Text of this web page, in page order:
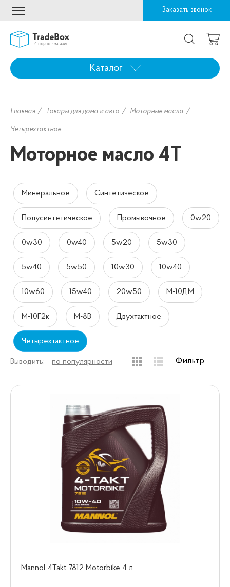
Заказать звонок
Каталог
Главная Товары для дома и авто Моторные масла
Четырехтактное
Моторное масло 4Т
Минеральное Синтетическое
Полусинтетическое Промывочное 0w20
0w30 0w40 5w20 5w30
5w40 5w50 10w30 10w40
10w60 15w40 20w50 М-10ДМ
М-10Г2к М-8В Двухтактное
Четырехтактное
Выводить: по популярности Фильтр
Mannol 4Takt 7812 Motorbike 4 л